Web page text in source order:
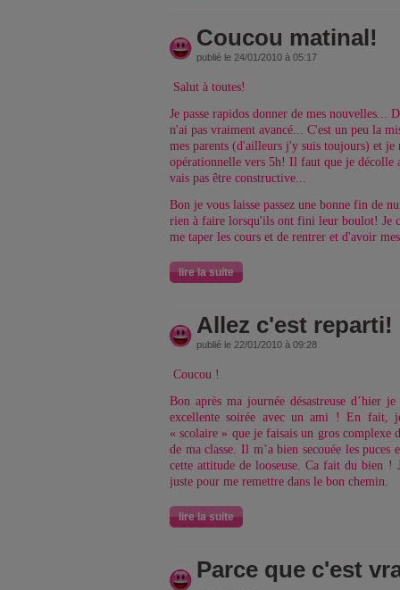
Coucou matinal!
publié le 24/01/2010 à 05:17
Salut à toutes!
Je passe rapidos donner de mes
n'ai pas vraiment avancé... C'est un peu la
mes parents (d'ailleurs j'y suis toujours) et je
opérationnelle vers 5h! Il faut que je décolle
vais pas être constructive...
Bon je vous laisse passez une bonne fin de
rien à faire lorsqu'ils ont fini leur boulot! Je
me taper les cours et de rentrer et d'avoir
lire la suite
Allez c'est reparti!
publié le 22/01/2010 à 09:28
Coucou !
Bon après ma journée désastreuse d’hier
excellente soirée avec un ami ! En fait,
« scolaire » que je faisais un gros complexe
de ma classe. Il m’a bien secouée les
cette attitude de looseuse. Ca fait du bien !
juste pour me remettre dans le bon chemin.
lire la suite
Parce que c'est